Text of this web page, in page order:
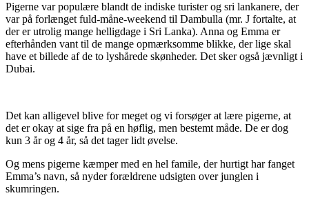
Pigerne var populære blandt de indiske turister og sri lankanere, der
var på forlænget fuld-måne-weekend til Dambulla (mr. J fortalte, at
der er utrolig mange helligdage i Sri Lanka). Anna og Emma er
efterhånden vant til de mange opmærksomme blikke, der lige skal
have et billede af de to lyshårede skønheder. Det sker også jævnligt i
Dubai.
Det kan alligevel blive for meget og vi forsøger at lære pigerne, at
det er okay at sige fra på en høflig, men bestemt måde. De er dog
kun 3 år og 4 år, så det tager lidt øvelse.
Og mens pigerne kæmper med en hel famile, der hurtigt har fanget
Emma’s navn, så nyder forældrene udsigten over junglen i
skumringen.